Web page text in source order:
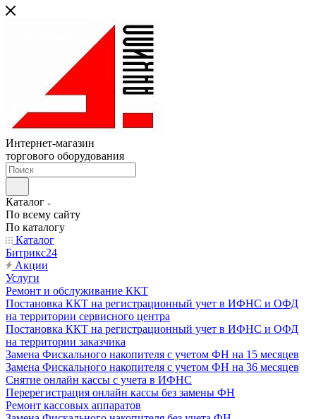
Интернет-магазин
торгового оборудования
Каталог
По всему сайту
По каталогу
Каталог
Битрикс24
Акции
Услуги
Ремонт и обслуживание ККТ
Постановка ККТ на регистрационный учет в ИФНС и ОФД
на территории сервисного центра
Постановка ККТ на регистрационный учет в ИФНС и ОФД
на территории заказчика
Замена Фискального накопителя с учетом ФН на 15 месяцев
Замена Фискального накопителя с учетом ФН на 36 месяцев
Снятие онлайн кассы с учета в ИФНС
Перерегистрация онлайн кассы без замены ФН
Ремонт кассовых аппаратов